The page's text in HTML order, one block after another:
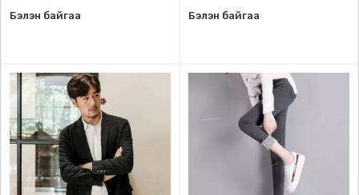
Бэлэн байгаа Бэлэн байгаа